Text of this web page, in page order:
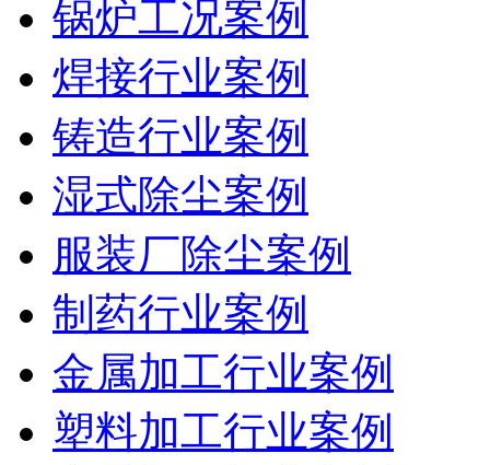
锅炉工况案例
焊接行业案例
铸造行业案例
湿式除尘案例
服装厂除尘案例
制药行业案例
金属加工行业案例
塑料加工行业案例